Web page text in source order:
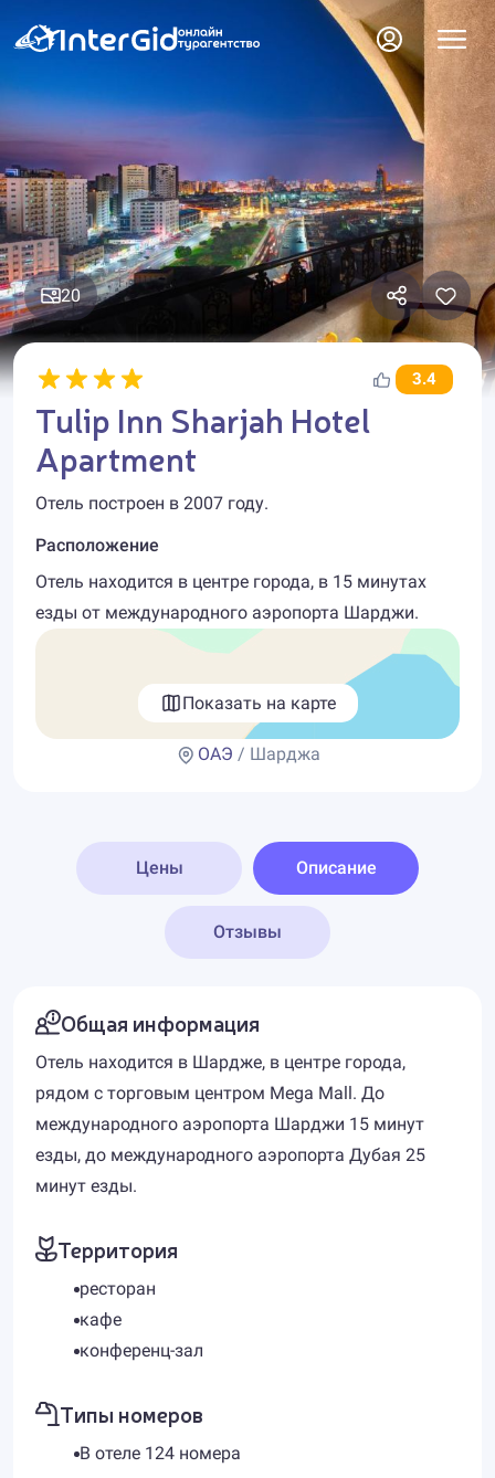
20
3.4
Tulip Inn Sharjah Hotel
Apartment
Отель построен в 2007 году.
Расположение
Отель находится в центре города, в 15 минутах
езды от международного аэропорта Шарджи.
Показать на карте
ОАЭ / Шарджа
Цены Описание
Отзывы
Общая информация
Отель находится в Шардже, в центре города,
рядом с торговым центром Mega Mall. До
международного аэропорта Шарджи 15 минут
езды, до международного аэропорта Дубая 25
минут езды.
Территория
ресторан
кафе
конференц-зал
Типы номеров
В отеле 124 номера